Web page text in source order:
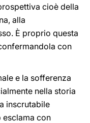
cioè della
alla
È proprio questa
con
e la sofferenza
nella storia
inscrutabile
esclama con